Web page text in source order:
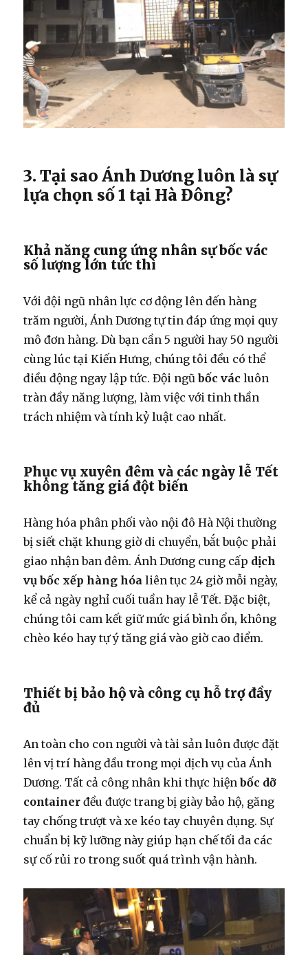
3. Tại sao Ánh Dương luôn là sự
lựa chọn số 1 tại Hà Đông?
Khả năng cung ứng nhân sự bốc vác
số lượng lớn tức thì
Với đội ngũ nhân lực cơ động lên đến hàng
trăm người, Ánh Dương tự tin đáp ứng mọi quy
mô đơn hàng. Dù bạn cần 5 người hay 50 người
cùng lúc tại Kiến Hưng, chúng tôi đều có thể
điều động ngay lập tức. Đội ngũbốc vác luôn
tràn đầy năng lượng, làm việc với tinh thần
trách nhiệm và tính kỷ luật cao nhất.
Phục vụ xuyên đêm và các ngày lễ Tết
không tăng giá đột biến
Hàng hóa phân phối vào nội đô Hà Nội thường
bị siết chặt khung giờ di chuyển, bắt buộc phải
giao nhận ban đêm. Ánh Dương cung cấp dịch
vụ bốc xếp hàng hóa liên tục 24 giờ mỗi ngày,
kể cả ngày nghỉ cuối tuần hay lễ Tết. Đặc biệt,
chúng tôi cam kết giữ mức giá bình ổn, không
chèo kéo hay tự ý tăng giá vào giờ cao điểm.
Thiết bị bảo hộ và công cụ hỗ trợ đầy
đủ
An toàn cho con người và tài sản luôn được đặt
lên vị trí hàng đầu trong mọi dịch vụ của Ánh
Dương. Tất cả công nhân khi thực hiệnbốc dỡ
container đều được trang bị giày bảo hộ, găng
tay chống trượt và xe kéo tay chuyên dụng. Sự
chuẩn bị kỹ lưỡng này giúp hạn chế tối đa các
sự cố rủi ro trong suốt quá trình vận hành.